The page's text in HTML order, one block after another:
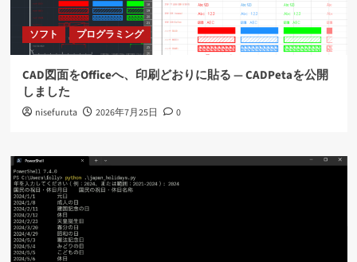
ソフト プログラミング
CAD図面をOfficeへ、印刷どおりに貼る ― CADPetaを公開
しました
nisefuruta 2026年7月25日 0